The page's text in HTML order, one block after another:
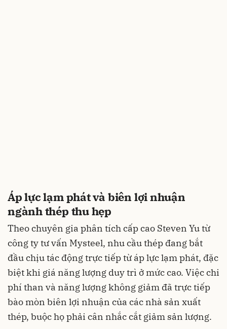
Áp lực lạm phát và biên lợi nhuận
ngành thép thu hẹp
Theo chuyên gia phân tích cấp cao Steven Yu từ
công ty tư vấn Mysteel, nhu cầu thép đang bắt
đầu chịu tác động trực tiếp từ áp lực lạm phát, đặc
biệt khi giá năng lượng duy trì ở mức cao. Việc chi
phí than và năng lượng không giảm đã trực tiếp
bào mòn biên lợi nhuận của các nhà sản xuất
thép, buộc họ phải cân nhắc cắt giảm sản lượng.